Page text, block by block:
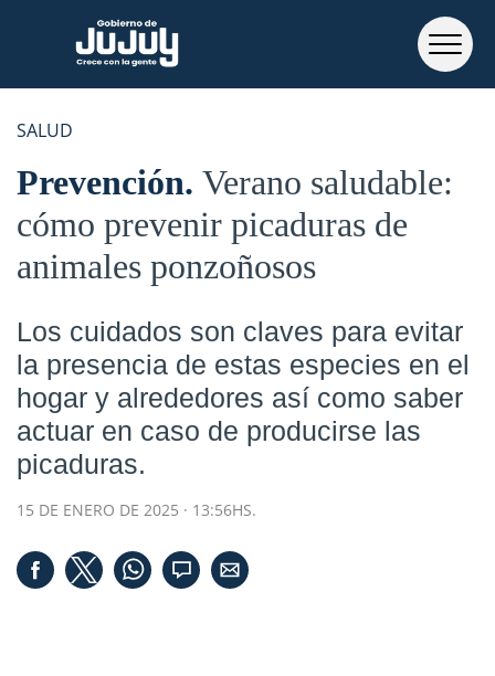
SALUD
Prevención Verano saludable:
cómo prevenir picaduras de
animales ponzoñosos
Los cuidados son claves para evitar
la presencia de estas especies en el
hogar y alrededores así como saber
actuar en caso de producirse las
picaduras.
15 DE ENERO DE 2025 · 13:56HS.